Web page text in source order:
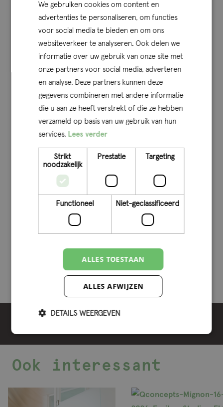
Dat maakt de regio voor ons interessant, om met name de
segmenten MKB+ en Healthcare verder uit te breiden.
Een fysiek kantoor in deze regio is een manier om onze
aanwezigheid en betrokkenheid in deze regio te
onderstrepen. Maar wellicht nog belangrijker: een deel
van ons Team Arnhem woont al in of rondom Nijmegen.
Voor hen is het natuurlijk heel fijn dat ze dichter bij huis
zich bij Qconcepts willen aansluiten, maar voor wie
een beperking was.”
Meer weten?
Micha van Arkel,Han Kamps Joost van Lierop
Nijmegen en als klant samenwerken met het team van
Ook interessant
We gebruiken cookies om content en
advertenties te personaliseren, om functies
voor social media te bieden en om ons
websiteverkeer te analyseren. Ook delen we
informatie over uw gebruik van onze site met
onze partners voor social media, adverteren
en analyse. Deze partners kunnen deze
gegevens combineren met andere informatie
die u aan ze heeft verstrekt of die ze hebben
verzameld op basis van uw gebruik van hun
services. Lees verder
Strikt
noodzakelijk
Prestatie Targeting
Functioneel Niet-geclassificeerd
ALLES TOESTAAN
ALLES AFWIJZEN
DETAILS WEERGEVEN